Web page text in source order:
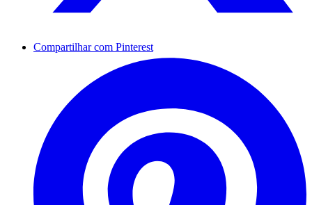
Compartilhar com Pinterest